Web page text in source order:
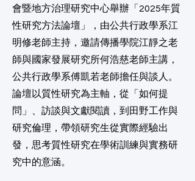
會暨地方治理研究中心舉辦「2025年質
性研究方法論壇」，由公共行政學系江
明修老師主持，邀請傳播學院江靜之老
師與國家發展研究所何浩慈老師主講，
公共行政學系傅凱若老師擔任與談人。
論壇以質性研究為主軸，從「如何提
問」、訪談與文獻閱讀，到田野工作與
研究倫理，帶領研究生從實際經驗出
發，思考質性研究在學術訓練與實務研
究中的意涵。